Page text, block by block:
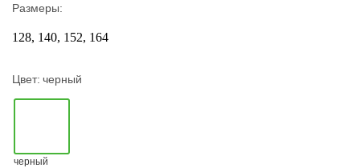
Размеры:
128 140 152 164
Цвет: черный
черный